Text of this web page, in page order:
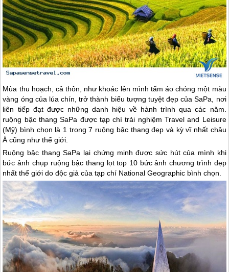
Mùa thu hoạch, cả thôn, như khoác lên mình tấm áo chóng một màu
vàng óng của lúa chín, trở thành biểu tượng tuyệt đẹp củaSaPa, nơi
liên tiếp đạt được những danh hiệu về hành trình qua các năm.
ruộng bậc thangSaPa được tạp chí trải nghiệm Travel and Leisure
(Mỹ) bình chọn là 1 trong 7 ruộng bậc thang đẹp và kỳ vĩ nhất châu
Á cũng như thế giới.
Ruộng bậc thangSaPa lại chứng minh được sức hút của mình khi
bức ảnh chụp ruộng bậc thang lọt top 10 bức ảnh chương trình đẹp
nhất thế giới do độc giả của tạp chí National Geographic bình chọn.